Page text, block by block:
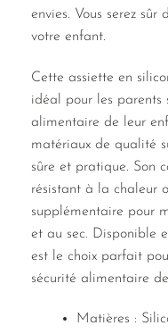
envies. Vous serez
votre enfant.
Cette assiette en
idéal pour les parents
alimentaire de leur
matériaux de qualité
sûre et pratique. Son
résistant à la chaleur
supplémentaire pour
et au sec. Disponible
est le choix parfait
sécurité alimentaire
Matières :